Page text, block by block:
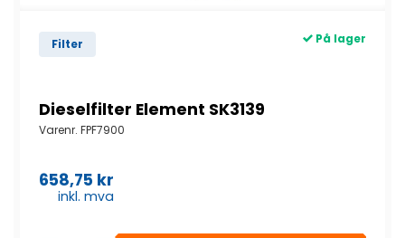
Filter På lager
Dieselfilter Element SK3139
Varenr. FPF7900
658,75 kr
inkl. mva